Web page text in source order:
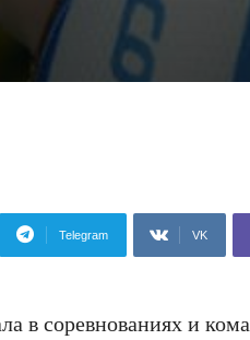
Telegram VK
в соревнованиях и